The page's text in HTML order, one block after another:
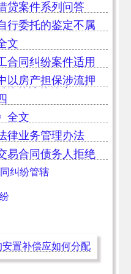
贷案件系列问答
行委托的鉴定不属
文
合同纠纷案件适用
以房产担保涉流押
债的法律效力
全文
律业务管理办法
易合同债务人拒绝
纠纷管辖
置补偿应如何分配